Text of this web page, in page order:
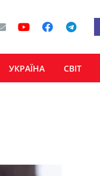
УКРАЇНА СВІТ